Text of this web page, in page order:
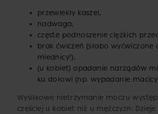
przewlekły kaszel,
nadwaga,
częste podnoszenie ciężkich
brak ćwiczeń (słabo wyćwiczone
miednicy!),
(u kobiet) opadanie narządów
ku dołowi (np. wypadanie
Wysiłkowe nietrzymanie moczu
częściej u kobiet niż u mężczyzn. Dzieje